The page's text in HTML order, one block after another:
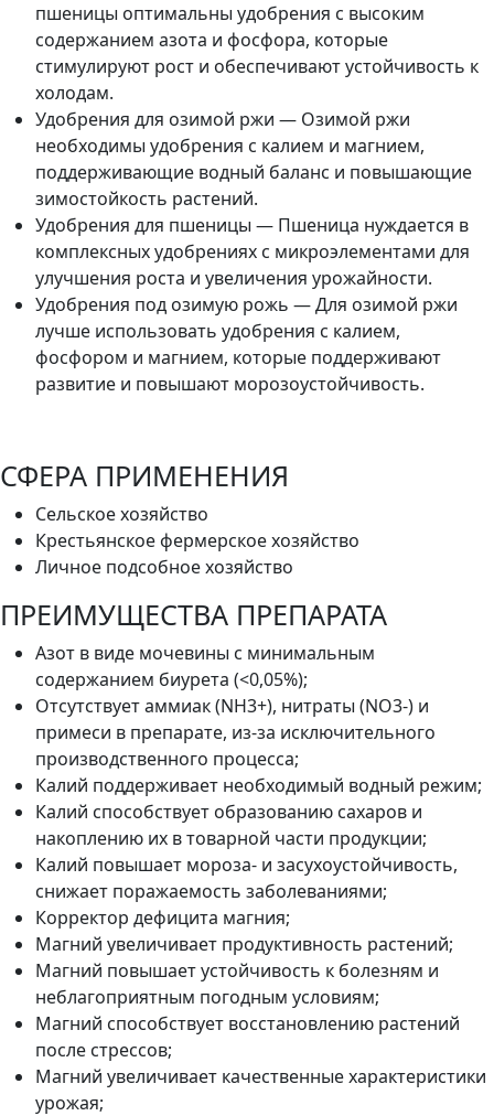
пшеницы оптимальны удобрения с высоким
содержанием азота и фосфора, которые
стимулируют рост и обеспечивают устойчивость к
холодам.
Удобрения для озимой ржи — Озимой ржи
необходимы удобрения с калием и магнием,
поддерживающие водный баланс и повышающие
зимостойкость растений.
Удобрения для пшеницы — Пшеница нуждается в
комплексных удобрениях с микроэлементами для
улучшения роста и увеличения урожайности.
Удобрения под озимую рожь — Для озимой ржи
лучше использовать удобрения с калием,
фосфором и магнием, которые поддерживают
развитие и повышают морозоустойчивость.
СФЕРА ПРИМЕНЕНИЯ
Сельское хозяйство
Крестьянское фермерское хозяйство
Личное подсобное хозяйство
ПРЕИМУЩЕСТВА ПРЕПАРАТА
Азот в виде мочевины с минимальным
содержанием биурета (<0,05%);
Отсутствует аммиак (NH3+), нитраты (NO3-) и
примеси в препарате, из-за исключительного
производственного процесса;
Калий поддерживает необходимый водный режим;
Калий способствует образованию сахаров и
накоплению их в товарной части продукции;
Калий повышает мороза- и засухоустойчивость,
снижает поражаемость заболеваниями;
Корректор дефицита магния;
Магний увеличивает продуктивность растений;
Магний повышает устойчивость к болезням и
неблагоприятным погодным условиям;
Магний способствует восстановлению растений
после стрессов;
Магний увеличивает качественные характеристики
урожая;